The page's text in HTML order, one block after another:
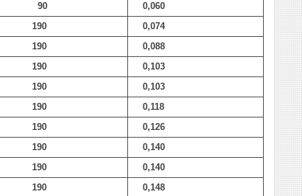
90
0,060
190
0,074
190
0,088
190
0,103
190
0,103
190
0,118
190
0,126
190
0,140
190
0,140
190
0,148